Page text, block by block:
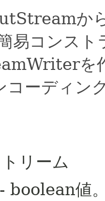
か
易コンスト
を
コーディン
リーム
- boolean値